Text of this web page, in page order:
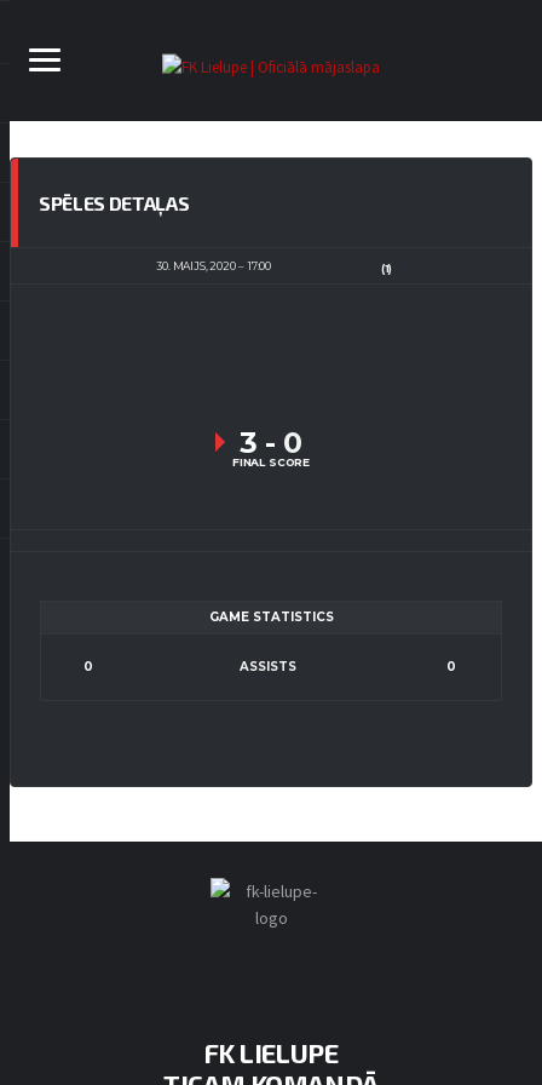
SPĒLES DETAĻAS
30. MAIJS, 2020 17:00 (1)
3 - 0
FINAL SCORE
GAME STATISTICS
0 ASSISTS 0
FK LIELUPE